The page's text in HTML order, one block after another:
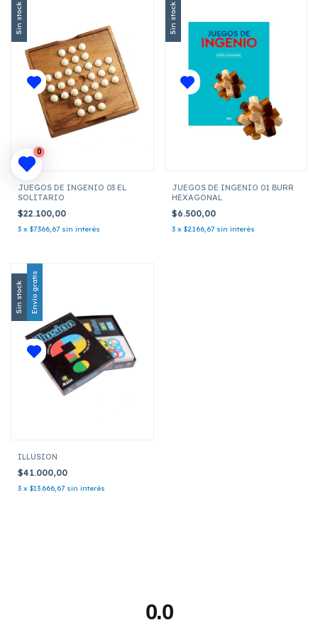
Sin stock
JUEGOS DE INGENIO 03 EL
SOLITARIO
$22.100,00
3 x $7.366,67 sin interés
Sin stock
JUEGOS DE INGENIO 01 BURR
HEXAGONAL
$6.500,00
3 x $2.166,67 sin interés
Sin stock Envío gratis
ILLUSION
$41.000,00
3 x $13.666,67 sin interés
0.0
0